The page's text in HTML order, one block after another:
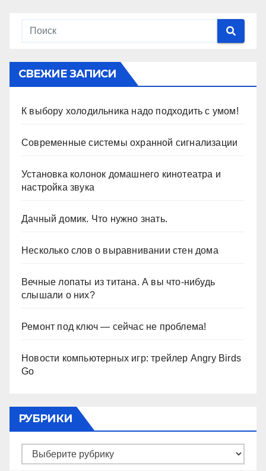
СВЕЖИЕ ЗАПИСИ
К выбору холодильника надо подходить с умом!
Современные системы охранной сигнализации
Установка колонок домашнего кинотеатра и
настройка звука
Дачный домик. Что нужно знать.
Несколько слов о выравнивании стен дома
Вечные лопаты из титана. А вы что-нибудь
слышали о них?
Ремонт под ключ — сейчас не проблема!
Новости компьютерных игр: трейлер Angry Birds
Go
РУБРИКИ
Рубрики